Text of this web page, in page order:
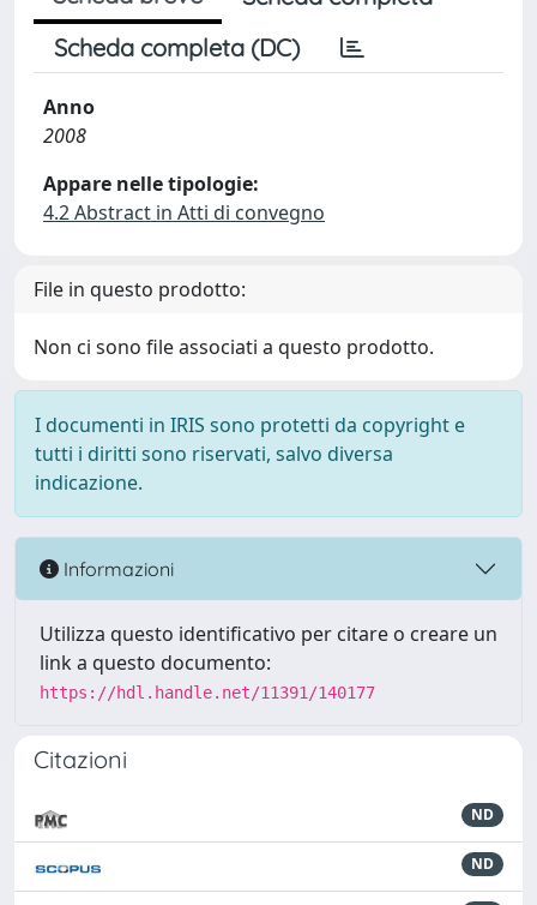
Scheda completa (DC)
Anno
2008
Appare nelle tipologie:
4.2 Abstract in Atti di convegno
File in questo prodotto:
Non ci sono file associati a questo prodotto.
I documenti in IRIS sono protetti da copyright e
tutti i diritti sono riservati, salvo diversa
indicazione.
Informazioni
Utilizza questo identificativo per citare o creare un
link a questo documento:
https://hdl.handle.net/11391/140177
Citazioni
ND
ND